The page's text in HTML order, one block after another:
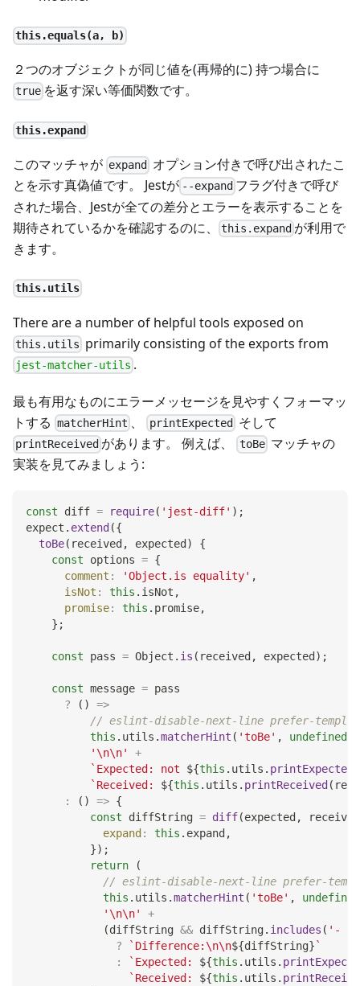
this.equals(a, b)
２つのオブジェクトが同じ値を(再帰的に) 持つ場合に
true を返す深い等価関数です。
this.expand
このマッチャが expand
オプション付きで呼び出されたこ
とを示す真偽値です。 Jestが --expand フラグ付きで呼び
された場合、Jestが全ての差分とエラーを表示することを
期待されているかを確認するのに、
this.expand が利用で
きます。
this.utils
There are a number of helpful tools exposed on
this.utils primarily consisting of the exports from
jest-matcher-utils .
最も有用なものにエラーメッセージを見やすくフォーマッ
トする matcherHint 、 printExpected そして
printReceived があります。 例えば、 toBeマッチャの
実装を見てみましょう:
const diff = require( 'jest-diff' ) ;
expect . extend ({
toBe( received , expected )
{
const options = {
comment : 'Object.is equality' ,
isNot : this . isNot ,
promise: this . promise,
} ;
const pass = Object . is ( received , expected ) ;
const message = pass
?
( )
=>
// eslint-disable-next-line prefer-
this . utils .matcherHint ( 'toBe' , undefined
'\n\n'
+
` Expected: not ${this . utils . printExpected
` Received: ${this . utils . printReceived (
:
( ) => {
const diffString = diff(expected ,
received
expand : this . expand ,
}) ;
return
(
// eslint-disable-next-line prefer-
this . utils .matcherHint ( 'toBe' ,
undefined
'\n\n'
+
(diffString && diffString. includes ( '-
?
` Difference:\n\n${diffString} `
:
` Expected: ${this . utils .
` Received: ${this . utils .